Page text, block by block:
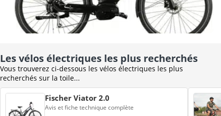
Les vélos électriques les plus recherchés
Vous trouverez ci-dessous les vélos électriques les plus
recherchés sur la toile...
Fischer Viator 2.0
Avis et fiche technique complète